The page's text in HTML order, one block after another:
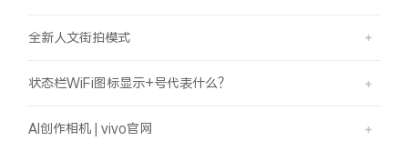
全新人文街拍模式
状态栏WiFi图标显示+号代表什么？
AI创作相机 | vivo官网